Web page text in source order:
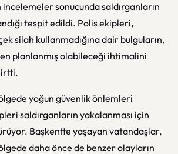
incelemeler sonucunda saldırganların
tespit edildi. Polis ekipleri,
silah kullanmadığına dair bulguların,
planlanmış olabileceği ihtimalini
yoğun güvenlik önlemleri
saldırganların yakalanması için
Başkentte yaşayan vatandaşlar,
daha önce de benzer olayların